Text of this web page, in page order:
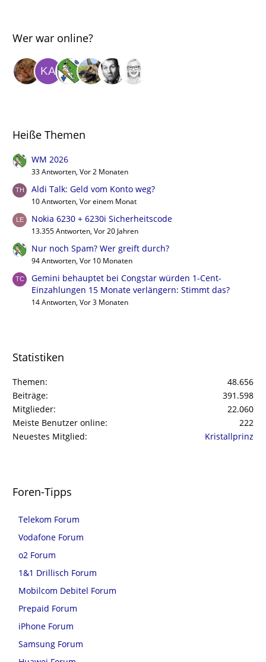
Wer war online?
Heiße Themen
WM 2026
33 Antworten, Vor 2 Monaten
Aldi Talk: Geld vom Konto weg?
10 Antworten, Vor einem Monat
Nokia 6230 + 6230i Sicherheitscode
13.355 Antworten, Vor 20 Jahren
Nur noch Spam? Wer greift durch?
94 Antworten, Vor 10 Monaten
Gemini behauptet bei Congstar würden 1-Cent-
Einzahlungen 15 Monate verlängern: Stimmt das?
14 Antworten, Vor 3 Monaten
Statistiken
Themen
48.656
Beiträge
391.598
Mitglieder
22.060
Meiste Benutzer online
222
Neuestes Mitglied
Kristallprinz
Foren-Tipps
Telekom Forum
Vodafone Forum
o2 Forum
1&1 Drillisch Forum
Mobilcom Debitel Forum
Prepaid Forum
iPhone Forum
Samsung Forum